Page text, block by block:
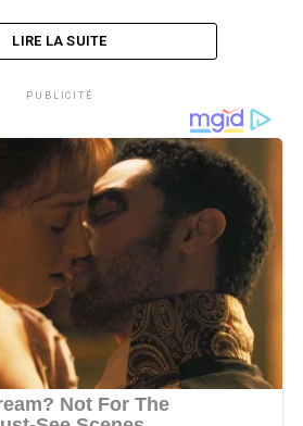
LIRE LA SUITE
PUBLICITÉ